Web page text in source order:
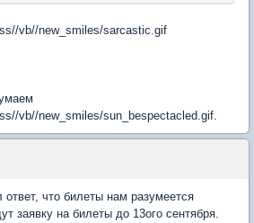
vb//new_smiles/sarcastic.gif
vb//new_smiles/sun_bespectacled.gif.
что билеты нам разумеется
заявку на билеты до 13ого сентября.